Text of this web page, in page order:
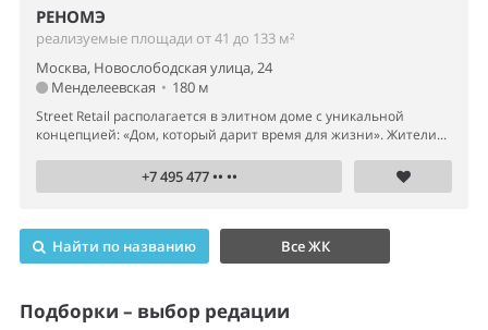
РЕНОМЭ
реализуемые площади от 41 до 133 м²
Москва, Новослободская улица, 24
Менделеевская • 180 м
Street Retail располагается в элитном доме с уникальной
концепцией: «Дом, который дарит время для жизни». Жители...
+7 495 477 •• ••
Найти по названию Все ЖК
Подборки – выбор редации